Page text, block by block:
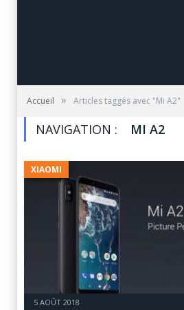
Accueil » Articles taggés avec "Mi A2"
NAVIGATION : MI A2
XIAOMI
5 AOÛT 2018